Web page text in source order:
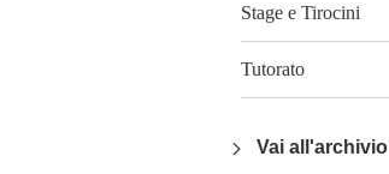
Stage e Tirocini
Tutorato
Vai all'archivio